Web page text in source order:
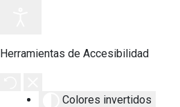
Herramientas de Accesibilidad
Colores invertidos